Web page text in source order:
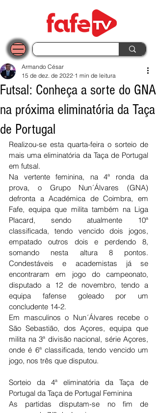
Futsal: Conheça a sorte do GNA
na próxima eliminatória da Taça
de Portugal
Armando César
15 de dez. de 2022 1 min de leitura
Realizou-se esta quarta-feira o sorteio de
mais uma eliminatória da Taça de Portugal
em futsal.
Na vertente feminina, na 4ª ronda da
prova, o Grupo Nun´Álvares (GNA)
defronta a Académica de Coimbra, em
Fafe, equipa que milita também na Liga
Placard, sendo atualmente 10ª
classificada, tendo vencido dois jogos,
empatado outros dois e perdendo 8,
somando nesta altura 8 pontos.
Condestáveis e academistas já se
encontraram em jogo do campeonato,
disputado a 12 de novembro, tendo a
equipa fafense goleado por um
concludente 14-2.
Em masculinos o Nun´Álvares recebe o
São Sebastião, dos Açores, equipa que
milita na 3ª divisão nacional, série Açores,
onde é 6ª classificada, tendo vencido um
jogo, nos três que disputou.
Sorteio da 4ª eliminatória da Taça de
Portugal da Taça de Portugal Feminina
As partidas disputam-se no fim de